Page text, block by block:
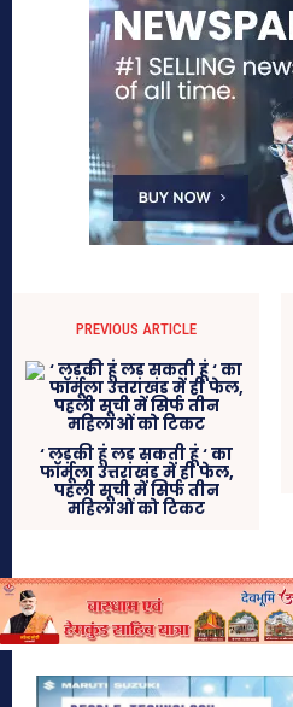
PREVIOUS ARTICLE
‘ लड़की हूं लड़ सकती हूं ‘ का
फॉर्मूला उत्तराखंड में ही फेल,
पहली सूची में सिर्फ तीन
महिलाओं को टिकट